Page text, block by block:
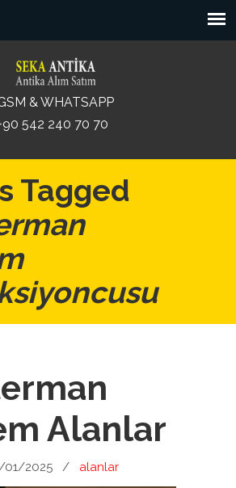
& WHATSAPP
542 240 70 70
Tagged
Alanlar
01/2025 / alanlar